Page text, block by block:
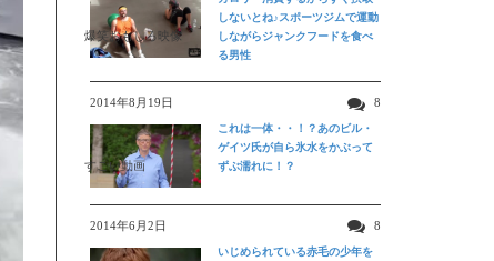
爆笑おもしろ映像
しないとね♪スポーツジムで運動
しながらジャンクフードを食べ
る男性
2014年8月19日 8
すごい動画
これは一体・・！？あのビル・
ゲイツ氏が自ら氷水をかぶって
ずぶ濡れに！？
2014年6月2日 8
いじめられている赤毛の少年を